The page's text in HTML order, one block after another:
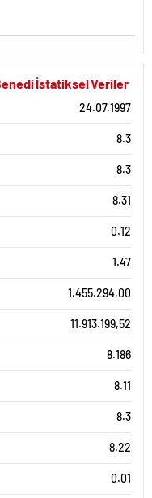
İstatiksel Veriler
24.07.1997
8.3
8.3
8.31
0.12
1.47
1.455.294,00
11.913.199,52
8.186
8.11
8.3
8.22
0.01